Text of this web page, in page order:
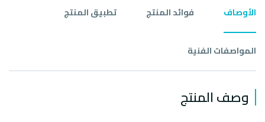
الأوصاف فوائد المنتج تطبيق المنتج
المواصفات الفنية
وصف المنتج